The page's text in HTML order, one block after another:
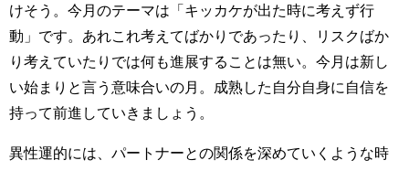
けそう。今月のテーマは「キッカケが出た時に考えず行
動」です。あれこれ考えてばかりであったり、リスクばか
り考えていたりでは何も進展することは無い。今月は新し
い始まりと言う意味合いの月。成熟した自分自身に自信を
持って前進していきましょう。
異性運的には、パートナーとの関係を深めていくような時